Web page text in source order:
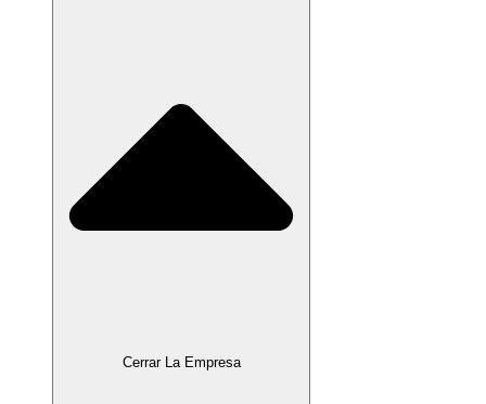
Cerrar La Empresa